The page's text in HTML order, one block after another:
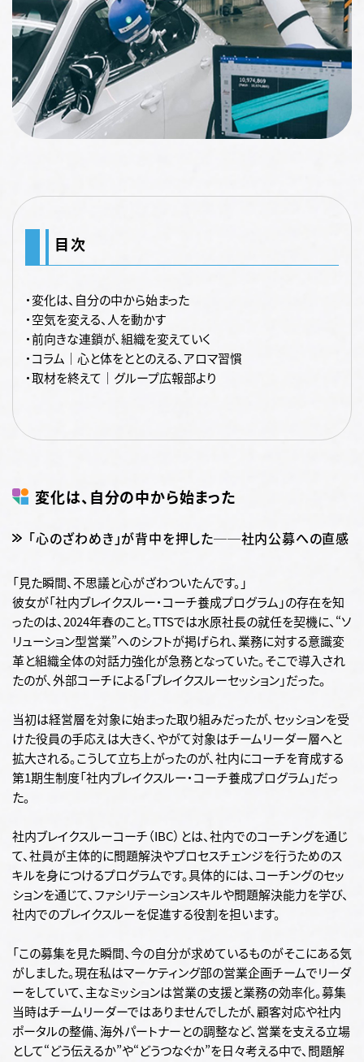
目次
・変化は、自分の中から始まった
・空気を変える、人を動かす
・前向きな連鎖が、組織を変えていく
・コラム｜心と体をととのえる、アロマ習慣
・取材を終えて｜グループ広報部より
変化は、自分の中から始まった
「心のざわめき」が背中を押した──社内公募への直感
「見た瞬間、不思議と心がざわついたんです。」
彼女が「社内ブレイクスルー・コーチ養成プログラム」の存在を知
ったのは、2024年春のこと。TTSでは水原社長の就任を契機に、“ソ
リューション型営業”へのシフトが掲げられ、業務に対する意識変
革と組織全体の対話力強化が急務となっていた。そこで導入され
たのが、外部コーチによる「ブレイクスルーセッション」だった。
当初は経営層を対象に始まった取り組みだったが、セッションを受
けた役員の手応えは大きく、やがて対象はチームリーダー層へと
拡大される。こうして立ち上がったのが、社内にコーチを育成する
第1期生制度「社内ブレイクスルー・コーチ養成プログラム」だっ
た。
社内ブレイクスルーコーチ（IBC）とは、社内でのコーチングを通じ
て、社員が主体的に問題解決やプロセスチェンジを行うためのス
キルを身につけるプログラムです。具体的には、コーチングのセッ
ションを通じて、ファシリテーションスキルや問題解決能力を学び、
社内でのブレイクスルーを促進する役割を担います。
「この募集を見た瞬間、今の自分が求めているものがそこにある気
がしました。現在私はマーケティング部の営業企画チームでリーダ
ーをしていて、主なミッションは営業の支援と業務の効率化。募集
当時はチームリーダーではありませんでしたが、顧客対応や社内
ポータルの整備、海外パートナーとの調整など、営業を支える立場
として“どう伝えるか”や“どうつなぐか”を日々考える中で、問題解